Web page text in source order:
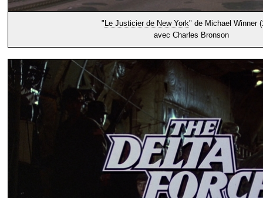
" Le Justicier de New York" de Michael Winner
avec Charles Bronson